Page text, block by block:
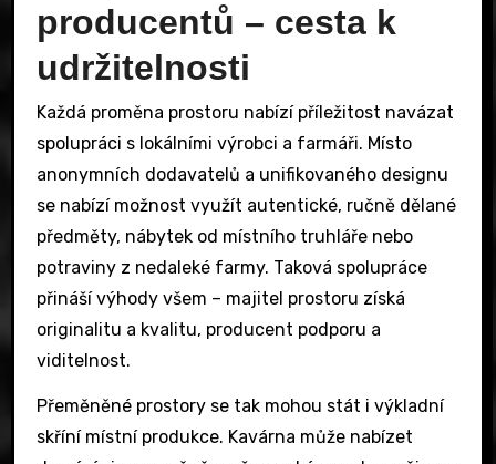
producentů – cesta k
udržitelnosti
Každá proměna prostoru nabízí příležitost navázat
spolupráci s lokálními výrobci a farmáři. Místo
anonymních dodavatelů a unifikovaného designu
se nabízí možnost využít autentické, ručně dělané
předměty, nábytek od místního truhláře nebo
potraviny z nedaleké farmy. Taková spolupráce
přináší výhody všem – majitel prostoru získá
originalitu a kvalitu, producent podporu a
viditelnost.
Přeměněné prostory se tak mohou stát i výkladní
skříní místní produkce. Kavárna může nabízet